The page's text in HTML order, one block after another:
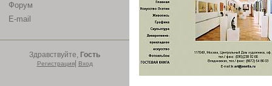
Форум
E-mail
Здравствуйте, Гость
Регистрация| Вход